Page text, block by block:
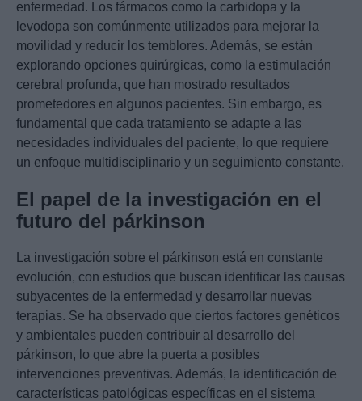
enfermedad. Los fármacos como la carbidopa y la
levodopa son comúnmente utilizados para mejorar la
movilidad y reducir los temblores. Además, se están
explorando opciones quirúrgicas, como la estimulación
cerebral profunda, que han mostrado resultados
prometedores en algunos pacientes. Sin embargo, es
fundamental que cada tratamiento se adapte a las
necesidades individuales del paciente, lo que requiere
un enfoque multidisciplinario y un seguimiento constante.
El papel de la investigación en el
futuro del párkinson
La investigación sobre el párkinson está en constante
evolución, con estudios que buscan identificar las causas
subyacentes de la enfermedad y desarrollar nuevas
terapias. Se ha observado que ciertos factores genéticos
y ambientales pueden contribuir al desarrollo del
párkinson, lo que abre la puerta a posibles
intervenciones preventivas. Además, la identificación de
características patológicas específicas en el sistema